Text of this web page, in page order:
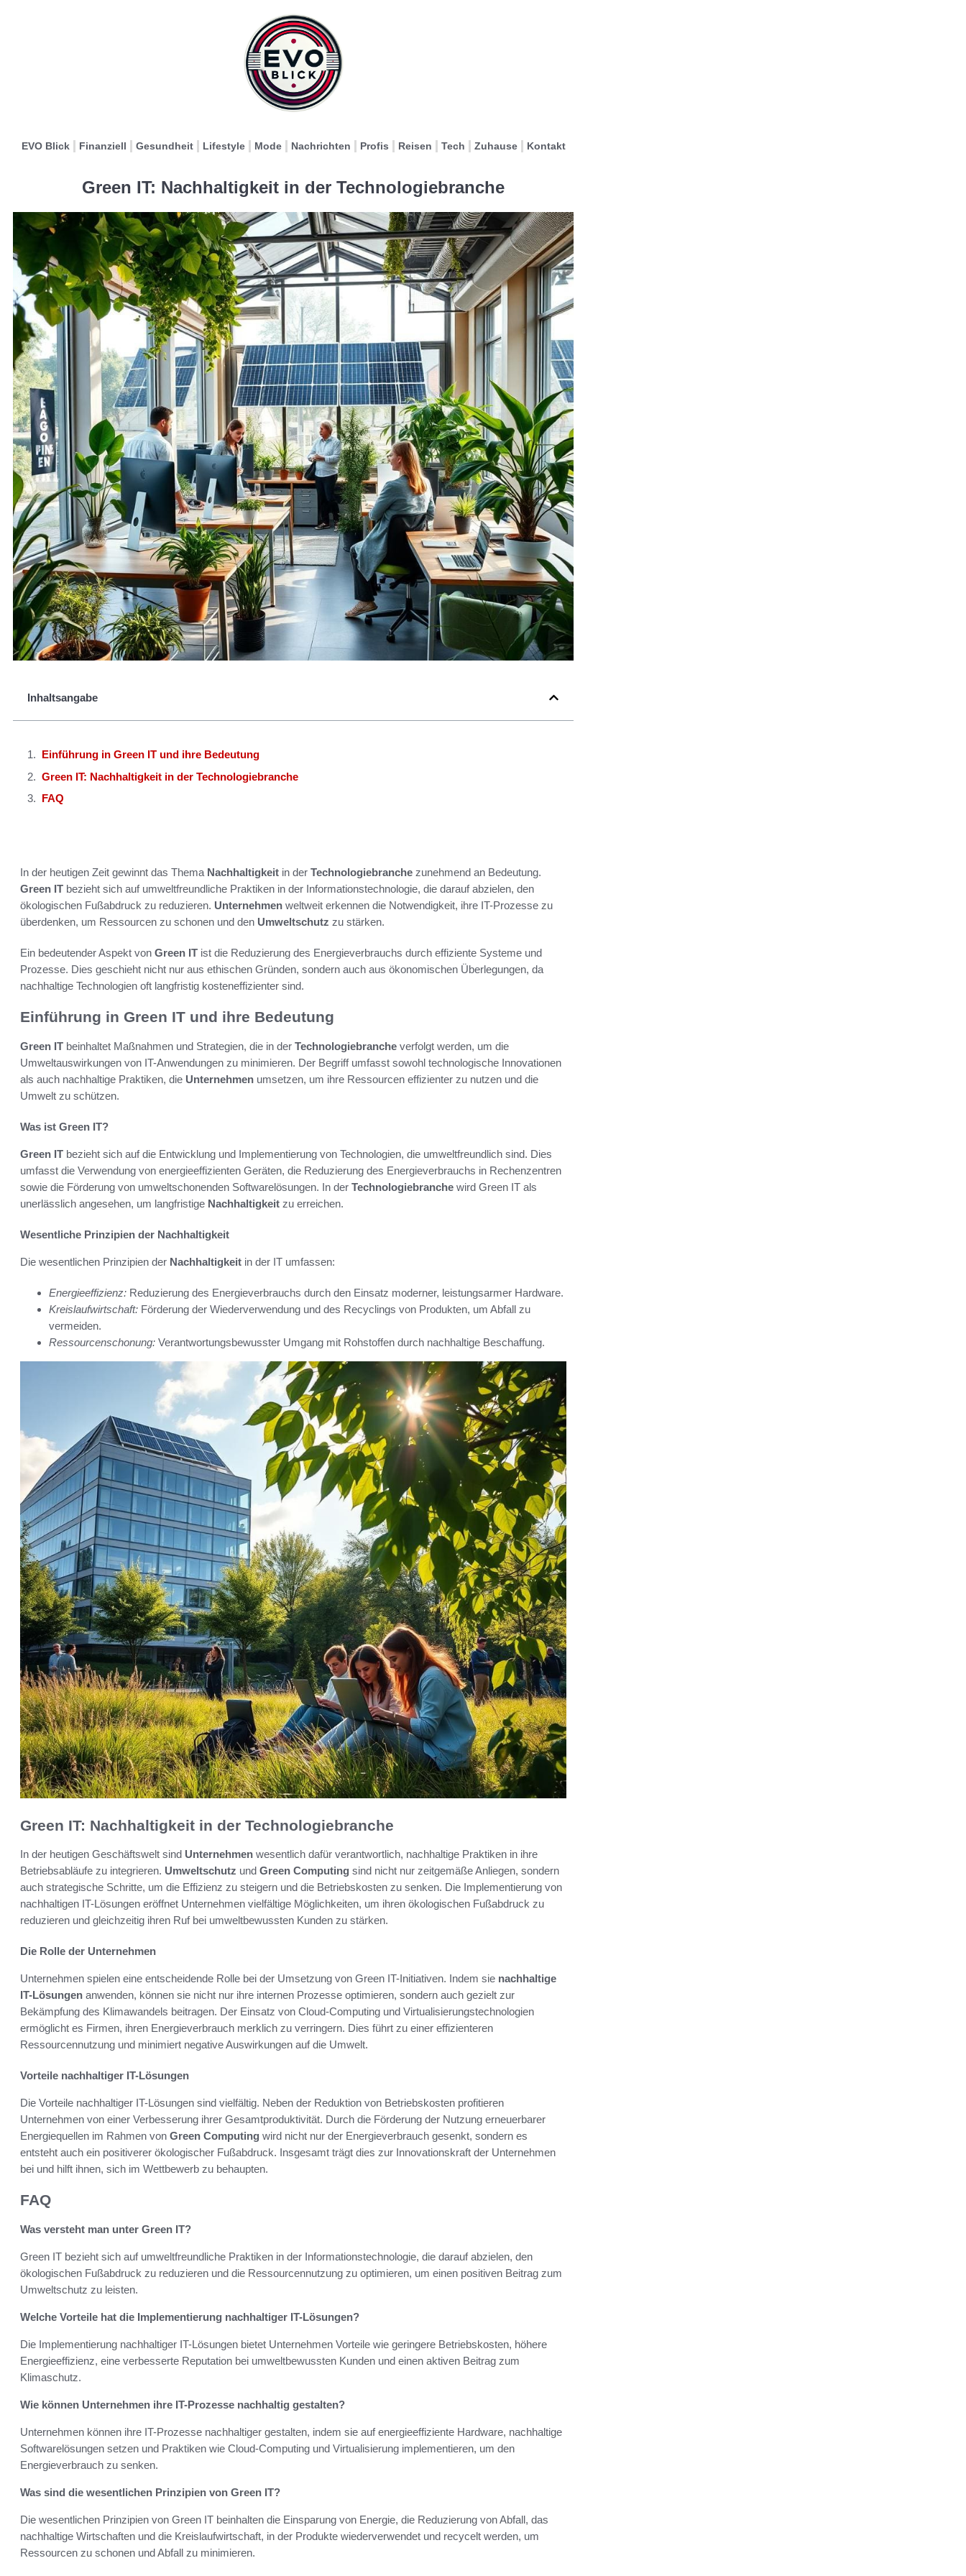
EVO Blick Finanziell Gesundheit Lifestyle Mode Nachrichten Profis Reisen Tech Zuhause Kontakt
Green IT: Nachhaltigkeit in der Technologiebranche
Inhaltsangabe
Einführung in Green IT und ihre Bedeutung
Green IT: Nachhaltigkeit in der Technologiebranche
FAQ
In der heutigen Zeit gewinnt das Thema Nachhaltigkeit in der Technologiebranche zunehmend an Bedeutung.
Green IT bezieht sich auf umweltfreundliche Praktiken in der Informationstechnologie, die darauf abzielen, den
ökologischen Fußabdruck zu reduzieren. Unternehmen weltweit erkennen die Notwendigkeit, ihre IT-Prozesse zu
überdenken, um Ressourcen zu schonen und den Umweltschutz zu stärken.
Ein bedeutender Aspekt von Green IT ist die Reduzierung des Energieverbrauchs durch effiziente Systeme und
Prozesse. Dies geschieht nicht nur aus ethischen Gründen, sondern auch aus ökonomischen Überlegungen, da
nachhaltige Technologien oft langfristig kosteneffizienter sind.
Einführung in Green IT und ihre Bedeutung
Green IT beinhaltet Maßnahmen und Strategien, die in der Technologiebranche verfolgt werden, um die
Umweltauswirkungen von IT-Anwendungen zu minimieren. Der Begriff umfasst sowohl technologische Innovationen
als auch nachhaltige Praktiken, die Unternehmen umsetzen, um ihre Ressourcen effizienter zu nutzen und die
Umwelt zu schützen.
Was ist Green IT?
Green IT bezieht sich auf die Entwicklung und Implementierung von Technologien, die umweltfreundlich sind. Dies
umfasst die Verwendung von energieeffizienten Geräten, die Reduzierung des Energieverbrauchs in Rechenzentren
sowie die Förderung von umweltschonenden Softwarelösungen. In der Technologiebranche wird Green IT als
unerlässlich angesehen, um langfristige Nachhaltigkeit zu erreichen.
Wesentliche Prinzipien der Nachhaltigkeit
Die wesentlichen Prinzipien der Nachhaltigkeit in der IT umfassen:
Energieeffizienz: Reduzierung des Energieverbrauchs durch den Einsatz moderner, leistungsarmer Hardware.
Kreislaufwirtschaft: Förderung der Wiederverwendung und des Recyclings von Produkten, um Abfall zu
vermeiden.
Ressourcenschonung: Verantwortungsbewusster Umgang mit Rohstoffen durch nachhaltige Beschaffung.
Green IT: Nachhaltigkeit in der Technologiebranche
In der heutigen Geschäftswelt sind Unternehmen wesentlich dafür verantwortlich, nachhaltige Praktiken in ihre
Betriebsabläufe zu integrieren. Umweltschutz und Green Computing sind nicht nur zeitgemäße Anliegen, sondern
auch strategische Schritte, um die Effizienz zu steigern und die Betriebskosten zu senken. Die Implementierung von
nachhaltigen IT-Lösungen eröffnet Unternehmen vielfältige Möglichkeiten, um ihren ökologischen Fußabdruck zu
reduzieren und gleichzeitig ihren Ruf bei umweltbewussten Kunden zu stärken.
Die Rolle der Unternehmen
Unternehmen spielen eine entscheidende Rolle bei der Umsetzung von Green IT-Initiativen. Indem sie nachhaltige
IT-Lösungen anwenden, können sie nicht nur ihre internen Prozesse optimieren, sondern auch gezielt zur
Bekämpfung des Klimawandels beitragen. Der Einsatz von Cloud-Computing und Virtualisierungstechnologien
ermöglicht es Firmen, ihren Energieverbrauch merklich zu verringern. Dies führt zu einer effizienteren
Ressourcennutzung und minimiert negative Auswirkungen auf die Umwelt.
Vorteile nachhaltiger IT-Lösungen
Die Vorteile nachhaltiger IT-Lösungen sind vielfältig. Neben der Reduktion von Betriebskosten profitieren
Unternehmen von einer Verbesserung ihrer Gesamtproduktivität. Durch die Förderung der Nutzung erneuerbarer
Energiequellen im Rahmen von Green Computing wird nicht nur der Energieverbrauch gesenkt, sondern es
entsteht auch ein positiverer ökologischer Fußabdruck. Insgesamt trägt dies zur Innovationskraft der Unternehmen
bei und hilft ihnen, sich im Wettbewerb zu behaupten.
FAQ
Was versteht man unter Green IT?
Green IT bezieht sich auf umweltfreundliche Praktiken in der Informationstechnologie, die darauf abzielen, den
ökologischen Fußabdruck zu reduzieren und die Ressourcennutzung zu optimieren, um einen positiven Beitrag zum
Umweltschutz zu leisten.
Welche Vorteile hat die Implementierung nachhaltiger IT-Lösungen?
Die Implementierung nachhaltiger IT-Lösungen bietet Unternehmen Vorteile wie geringere Betriebskosten, höhere
Energieeffizienz, eine verbesserte Reputation bei umweltbewussten Kunden und einen aktiven Beitrag zum
Klimaschutz.
Wie können Unternehmen ihre IT-Prozesse nachhaltig gestalten?
Unternehmen können ihre IT-Prozesse nachhaltiger gestalten, indem sie auf energieeffiziente Hardware, nachhaltige
Softwarelösungen setzen und Praktiken wie Cloud-Computing und Virtualisierung implementieren, um den
Energieverbrauch zu senken.
Was sind die wesentlichen Prinzipien von Green IT?
Die wesentlichen Prinzipien von Green IT beinhalten die Einsparung von Energie, die Reduzierung von Abfall, das
nachhaltige Wirtschaften und die Kreislaufwirtschaft, in der Produkte wiederverwendet und recycelt werden, um
Ressourcen zu schonen und Abfall zu minimieren.